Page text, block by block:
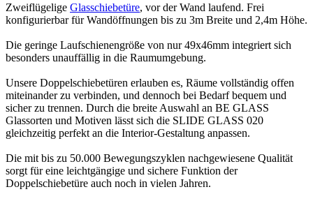
Zweiflügelige Glasschiebetüre, vor der Wand laufend. Frei
konfigurierbar für Wandöffnungen bis zu 3m Breite und 2,4m Höhe.
Die geringe Laufschienengröße von nur 49x46mm integriert sich
besonders unauffällig in die Raumumgebung.
Unsere Doppelschiebetüren erlauben es, Räume vollständig offen
miteinander zu verbinden, und dennoch bei Bedarf bequem und
sicher zu trennen. Durch die breite Auswahl an BE GLASS
Glassorten und Motiven lässt sich die SLIDE GLASS 020
gleichzeitig perfekt an die Interior-Gestaltung anpassen.
Die mit bis zu 50.000 Bewegungszyklen nachgewiesene Qualität
sorgt für eine leichtgängige und sichere Funktion der
Doppelschiebetüre auch noch in vielen Jahren.